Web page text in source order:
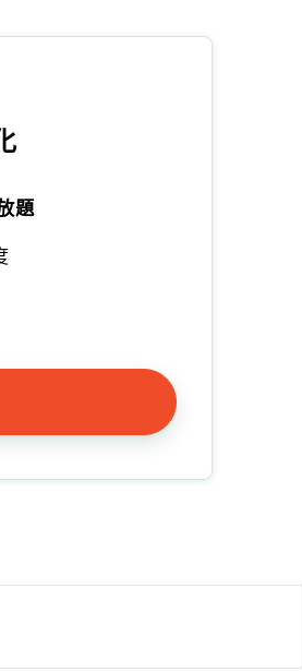
題
りに保存するには
が必要です